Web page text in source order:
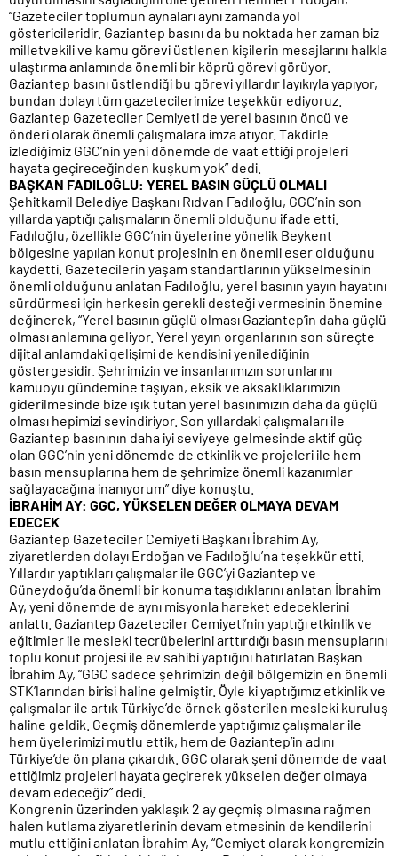
“Gazeteciler toplumun aynaları aynı zamanda yol
göstericileridir. Gaziantep basını da bu noktada her zaman biz
milletvekili ve kamu görevi üstlenen kişilerin mesajlarını halkla
ulaştırma anlamında önemli bir köprü görevi görüyor.
Gaziantep basını üstlendiği bu görevi yıllardır layıkıyla yapıyor,
bundan dolayı tüm gazetecilerimize teşekkür ediyoruz.
Gaziantep Gazeteciler Cemiyeti de yerel basının öncü ve
önderi olarak önemli çalışmalara imza atıyor. Takdirle
izlediğimiz GGC’nin yeni dönemde de vaat ettiği projeleri
hayata geçireceğinden kuşkum yok” dedi.
BAŞKAN FADILOĞLU: YEREL BASIN GÜÇLÜ OLMALI
Şehitkamil Belediye Başkanı Rıdvan Fadıloğlu, GGC’nin son
yıllarda yaptığı çalışmaların önemli olduğunu ifade etti.
Fadıloğlu, özellikle GGC’nin üyelerine yönelik Beykent
bölgesine yapılan konut projesinin en önemli eser olduğunu
kaydetti. Gazetecilerin yaşam standartlarının yükselmesinin
önemli olduğunu anlatan Fadıloğlu, yerel basının yayın hayatını
sürdürmesi için herkesin gerekli desteği vermesinin önemine
değinerek, “Yerel basının güçlü olması Gaziantep’in daha güçlü
olması anlamına geliyor. Yerel yayın organlarının son süreçte
dijital anlamdaki gelişimi de kendisini yenilediğinin
göstergesidir. Şehrimizin ve insanlarımızın sorunlarını
kamuoyu gündemine taşıyan, eksik ve aksaklıklarımızın
giderilmesinde bize ışık tutan yerel basınımızın daha da güçlü
olması hepimizi sevindiriyor. Son yıllardaki çalışmaları ile
Gaziantep basınının daha iyi seviyeye gelmesinde aktif güç
olan GGC’nin yeni dönemde de etkinlik ve projeleri ile hem
basın mensuplarına hem de şehrimize önemli kazanımlar
sağlayacağına inanıyorum” diye konuştu.
İBRAHİM AY: GGC, YÜKSELEN DEĞER OLMAYA DEVAM
EDECEK
Gaziantep Gazeteciler Cemiyeti Başkanı İbrahim Ay,
ziyaretlerden dolayı Erdoğan ve Fadıloğlu’na teşekkür etti.
Yıllardır yaptıkları çalışmalar ile GGC’yi Gaziantep ve
Güneydoğu’da önemli bir konuma taşıdıklarını anlatan İbrahim
Ay, yeni dönemde de aynı misyonla hareket edeceklerini
anlattı. Gaziantep Gazeteciler Cemiyeti’nin yaptığı etkinlik ve
eğitimler ile mesleki tecrübelerini arttırdığı basın mensuplarını
toplu konut projesi ile ev sahibi yaptığını hatırlatan Başkan
İbrahim Ay, “GGC sadece şehrimizin değil bölgemizin en önemli
STK’larından birisi haline gelmiştir. Öyle ki yaptığımız etkinlik ve
çalışmalar ile artık Türkiye’de örnek gösterilen mesleki kuruluş
haline geldik. Geçmiş dönemlerde yaptığımız çalışmalar ile
hem üyelerimizi mutlu ettik, hem de Gaziantep’in adını
Türkiye’de ön plana çıkardık. GGC olarak şeni dönemde de vaat
ettiğimiz projeleri hayata geçirerek yükselen değer olmaya
devam edeceğiz” dedi.
Kongrenin üzerinden yaklaşık 2 ay geçmiş olmasına rağmen
halen kutlama ziyaretlerinin devam etmesinin de kendilerini
mutlu ettiğini anlatan İbrahim Ay, “Cemiyet olarak kongremizin